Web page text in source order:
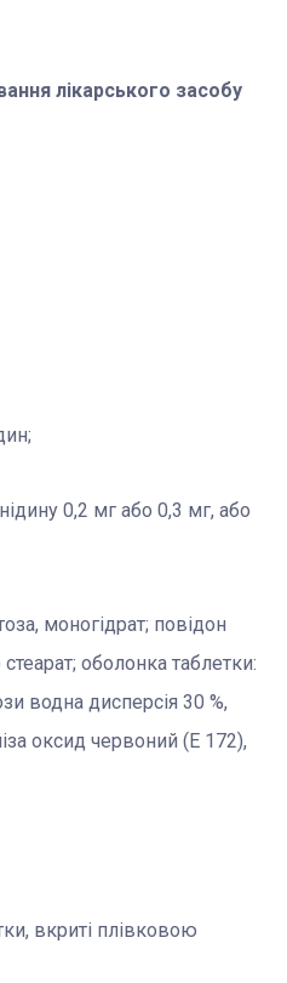
лікарського засобу
0,2 мг або 0,3 мг, або
моногідрат; повідон
оболонка таблетки:
водна дисперсія 30 %,
оксид червоний (Е 172),
вкриті плівковою